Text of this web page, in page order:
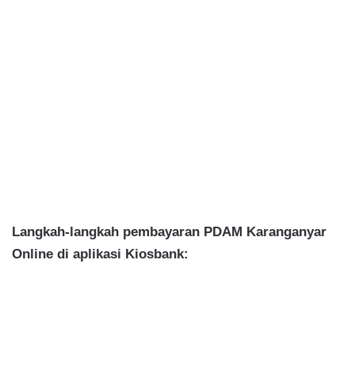
Langkah-langkah pembayaran PDAM Karanganyar
Online di aplikasi Kiosbank: